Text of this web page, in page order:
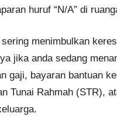
huruf “N/A” di
menimbulkan
jika anda sedang
gaji, bayaran bantuan
Tunai Rahmah (STR),